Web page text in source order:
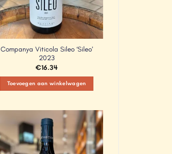
Companya Viticola Sileo ‘Sileo’
2023
€16.34
Toevoegen aan winkelwagen
Add to
Wishlist